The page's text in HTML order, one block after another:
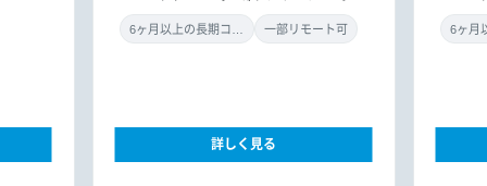
ダクトマネジャー
一部リモート可
詳しく見る
ダ